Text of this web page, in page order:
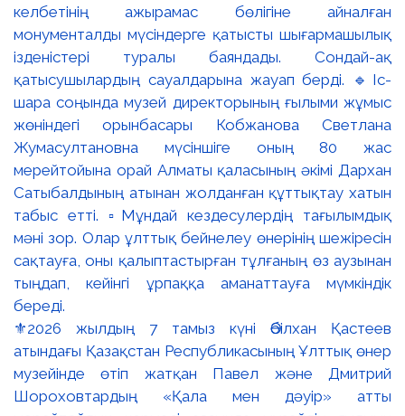
⚜️2026 жылдың 7 тамыз күні Әбілхан Қастеев
атындағы Қазақстан Республикасының Ұлттық өнер
музейінде өтіп жатқан Павел және Дмитрий
Шороховтардың «Қала мен дәуір» атты